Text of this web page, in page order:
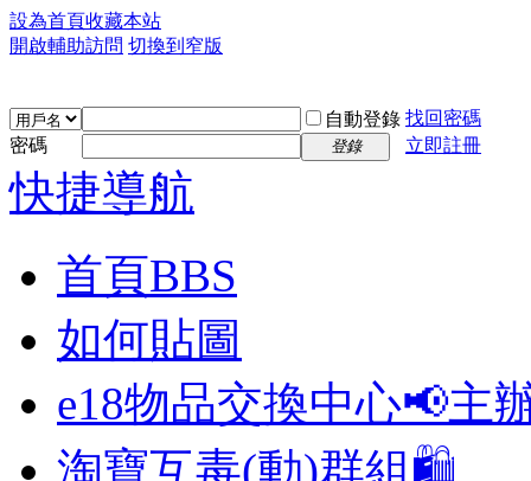
設為首頁收藏本站
開啟輔助訪問 切換到窄版
自動登錄 找回密碼
密碼
登錄 立即註冊
快捷導航
首頁BBS
如何貼圖
e18物品交換中心📢主
淘寶互毒(動)群組🛍️